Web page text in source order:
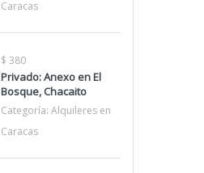
Caracas
$ 380
Privado: Anexo en El
Bosque, Chacaito
Categoría: Alquileres en
Caracas